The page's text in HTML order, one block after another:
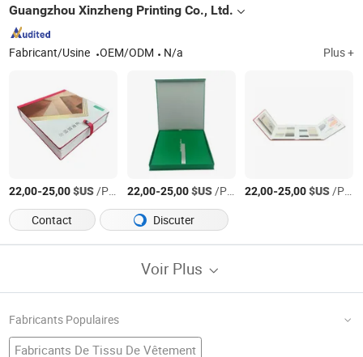
Guangzhou Xinzheng Printing Co., Ltd.
Fabricant/Usine OEM/ODM N/a Plus +
22,00-25,00$US/Pièce 22,00-25,00$US/Pièce 22,00-25,00$US/Pièce
Contact
Discuter
Voir Plus
Fabricants Populaires
Fabricants De Tissu De Vêtement